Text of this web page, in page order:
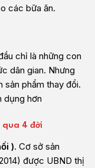
các bữa ăn.
chỉ là những con
dân gian. Nhưng
sản phẩm thay đổi.
dụng hơn
qua 4 đời
). Cơ sở sản
được UBND thị